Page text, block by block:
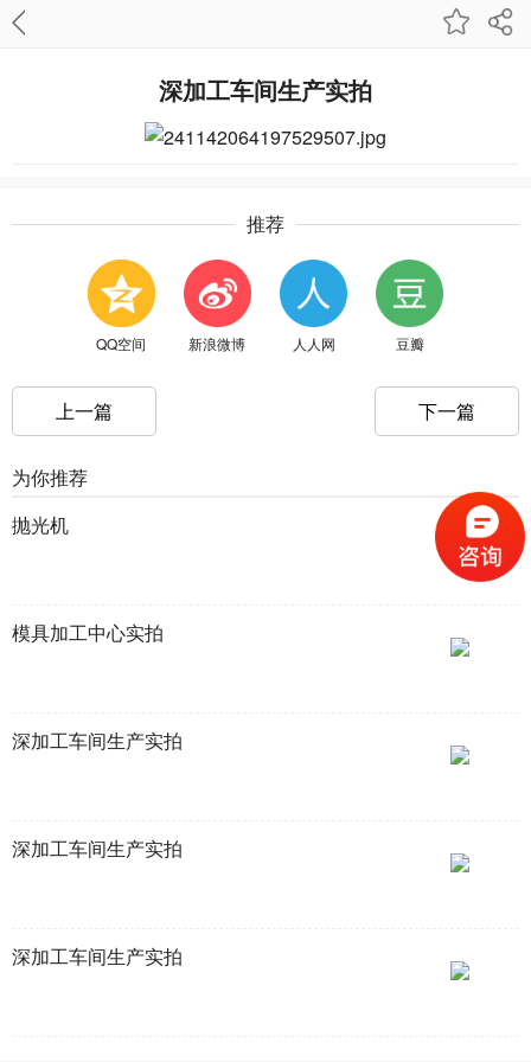
深加工车间生产实拍
推荐
QQ空间 新浪微博 人人网 豆瓣
上一篇 下一篇
为你推荐
抛光机
模具加工中心实拍
深加工车间生产实拍
深加工车间生产实拍
深加工车间生产实拍